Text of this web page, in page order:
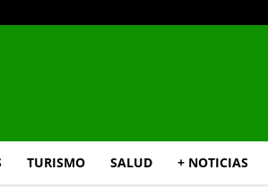
INFO24
TURISMO SALUD + NOTICIAS